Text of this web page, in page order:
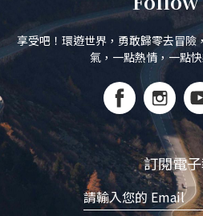
享受吧！環遊世界，勇敢歸零去冒險
氣，一點熱情，一點
訂閱電